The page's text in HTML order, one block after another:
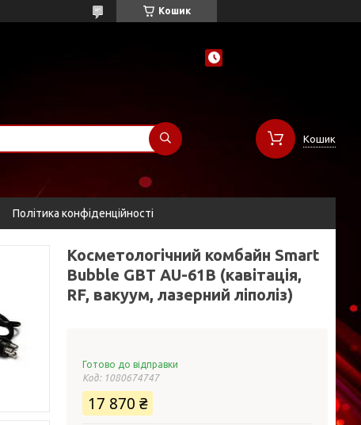
Кошик
Кошик
Політика конфіденційності
Косметологічний комбайн Smart
Bubble GBT AU-61B (кавітація,
RF, вакуум, лазерний ліполіз)
Готово до відправки
Код: 1080674747
17 870 ₴